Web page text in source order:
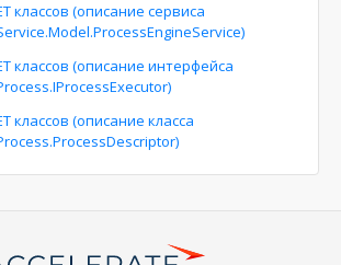
классов (описание сервиса
классов (описание интерфейса
классов (описание класса